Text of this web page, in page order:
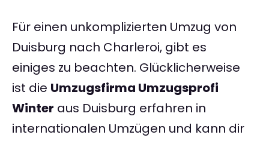
Für einen unkomplizierten Umzug von
Duisburg nach Charleroi, gibt es
einiges zu beachten. Glücklicherweise
ist die Umzugsfirma Umzugsprofi
Winter aus Duisburg erfahren in
internationalen Umzügen und kann dir